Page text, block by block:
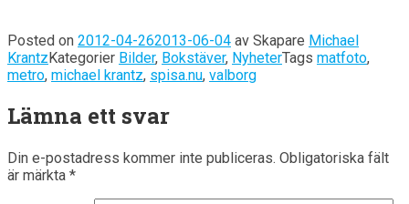
Posted on 2012-04-262013-06-04 av Skapare Michael
KrantzKategorier Bilder, Bokstäver, NyheterTags matfoto,
metro, michael krantz, spisa.nu, valborg
Lämna ett svar
Din e-postadress kommer inte publiceras. Obligatoriska fält
är märkta *